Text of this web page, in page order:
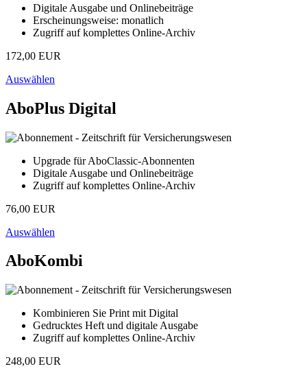
Digitale Ausgabe und Onlinebeiträge
Erscheinungsweise: monatlich
Zugriff auf komplettes Online-Archiv
172,00 EUR
Auswählen
AboPlus Digital
Upgrade für AboClassic-Abonnenten
Digitale Ausgabe und Onlinebeiträge
Zugriff auf komplettes Online-Archiv
76,00 EUR
Auswählen
AboKombi
Kombinieren Sie Print mit Digital
Gedrucktes Heft und digitale Ausgabe
Zugriff auf komplettes Online-Archiv
248,00 EUR